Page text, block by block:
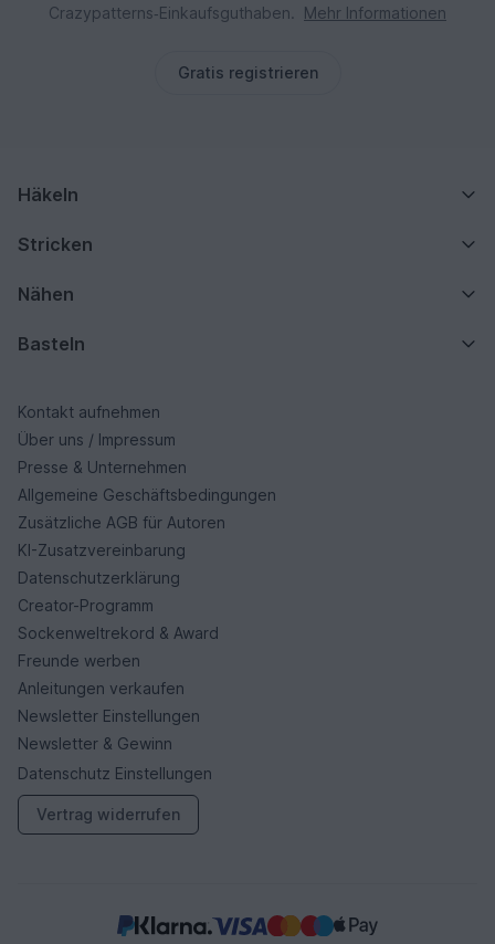
Crazypatterns‑Einkaufsguthaben.
Mehr Informationen
Gratis registrieren
Häkeln
Stricken
Nähen
Basteln
Kontakt aufnehmen
Über uns / Impressum
Presse & Unternehmen
Allgemeine Geschäftsbedingungen
Zusätzliche AGB für Autoren
KI-Zusatzvereinbarung
Datenschutzerklärung
Creator-Programm
Sockenweltrekord & Award
Freunde werben
Anleitungen verkaufen
Newsletter Einstellungen
Newsletter & Gewinn
Datenschutz Einstellungen
Vertrag widerrufen